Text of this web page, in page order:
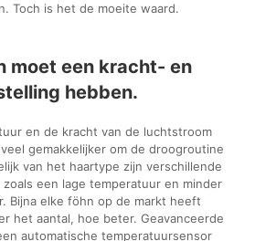
Toch is het de moeite waard.
moet een kracht- en
hebben.
en de kracht van de luchtstroom
gemakkelijker om de droogroutine
van het haartype zijn verschillende
zoals een lage temperatuur en minder
Bijna elke föhn op de markt heeft
het aantal, hoe beter. Geavanceerde
automatische temperatuursensor